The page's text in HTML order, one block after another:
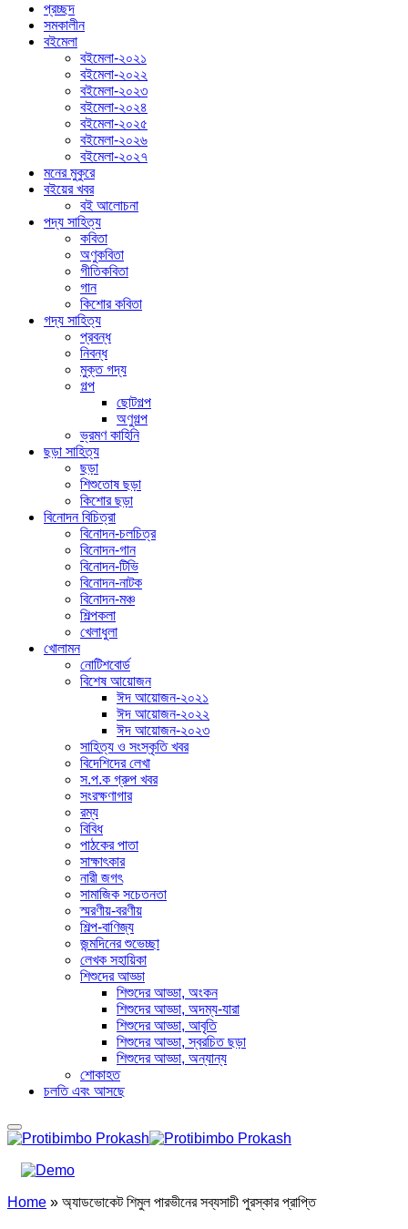
প্রচ্ছদ
সমকালীন
বইমেলা
বইমেলা-২০২১
বইমেলা-২০২২
বইমেলা-২০২৩
বইমেলা-২০২৪
বইমেলা-২০২৫
বইমেলা-২০২৬
বইমেলা-২০২৭
মনের মুকুরে
বইয়ের খবর
বই আলোচনা
পদ্য সাহিত্য
কবিতা
অণুকবিতা
গীতিকবিতা
গান
কিশোর কবিতা
গদ্য সাহিত্য
প্রবন্ধ
নিবন্ধ
মুক্ত গদ্য
গল্প
ছোটগল্প
অণুগল্প
ভ্রমণ কাহিনি
ছড়া সাহিত্য
ছড়া
শিশুতোষ ছড়া
কিশোর ছড়া
বিনোদন বিচিত্রা
বিনোদন-চলচিত্র
বিনোদন-গান
বিনোদন-টিভি
বিনোদন-নাটক
বিনোদন-মঞ্চ
শিল্পকলা
খেলাধুলা
খোলামন
নোটিশবোর্ড
বিশেষ আয়োজন
ঈদ আয়োজন-২০২১
ঈদ আয়োজন-২০২২
ঈদ আয়োজন-২০২৩
সাহিত্য ও সংস্কৃতি খবর
বিদেশিদের লেখা
স.প.ক গ্রুপ খবর
সংরক্ষণাগার
রম্য
বিবিধ
পাঠকের পাতা
সাক্ষাৎকার
নারী জগৎ
সামাজিক সচেতনতা
স্মরণীয়-বরণীয়
শিল্প-বাণিজ্য
জন্মদিনের শুভেচ্ছা
লেখক সহায়িকা
শিশুদের আড্ডা
শিশুদের আড্ডা, অংকন
শিশুদের আড্ডা, অদম্য-যারা
শিশুদের আড্ডা, আবৃতি
শিশুদের আড্ডা, স্বরচিত ছড়া
শিশুদের আড্ডা, অন্যান্য
শোকাহত
চলতি এবং আসছে
Home » অ্যাডভোকেট শিমুল পারভীনের সব্যসাচী পুরস্কার প্রাপ্তি